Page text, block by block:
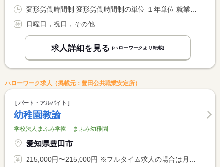
日曜日，祝日，その他
求人詳細を見る (ハローワークより転載)
ハローワーク求人（掲載元：豊田公共職業安定所）
パート・アルバイト
幼稚園教諭
学校法人まふみ学園 まふみ幼稚園
愛知県豊田市
215,000円〜215,000円 ※フルタイム求人の場合は月額（換算額）、パート求人の場合は時間額を表示しています。